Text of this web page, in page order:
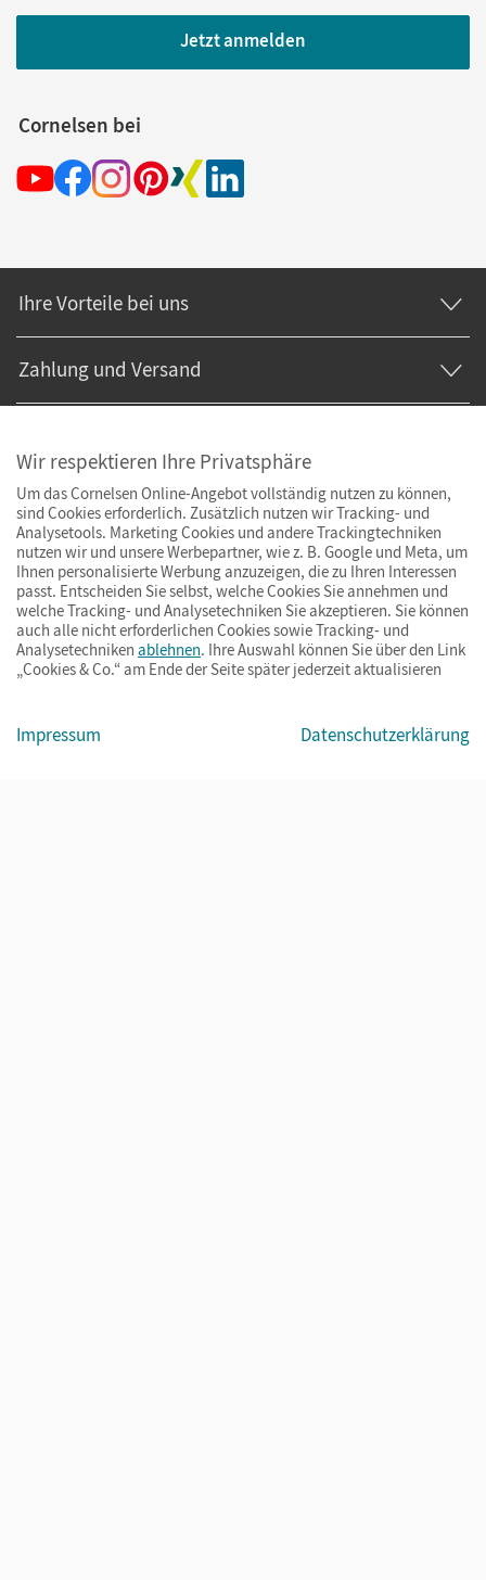
Jetzt anmelden
Cornelsen bei
Ihre Vorteile bei uns
Zahlung und Versand
© Cornelsen Verlag 2026
ImpressumAGBDatenschutzBarrierefreiheitCookies & Co.
Wir respektieren Ihre Privatsphäre
Um das Cornelsen Online-Angebot vollständig nutzen zu können,
sind Cookies erforderlich. Zusätzlich nutzen wir Tracking- und
Analysetools. Marketing Cookies und andere Trackingtechniken
nutzen wir und unsere Werbepartner, wie z. B. Google und Meta, um
Ihnen personalisierte Werbung anzuzeigen, die zu Ihren Interessen
passt. Entscheiden Sie selbst, welche Cookies Sie annehmen und
welche Tracking- und Analysetechniken Sie akzeptieren. Sie können
auch alle nicht erforderlichen Cookies sowie Tracking- und
Analysetechniken ablehnen. Ihre Auswahl können Sie über den Link
„Cookies & Co.“ am Ende der Seite später jederzeit aktualisieren
Impressum Datenschutzerklärung